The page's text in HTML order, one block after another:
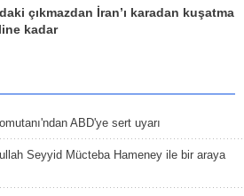
çıkmazdan İran’ı karadan kuşatma
kadar
ABD'ye sert uyarı
Seyyid Mücteba Hameney ile bir araya